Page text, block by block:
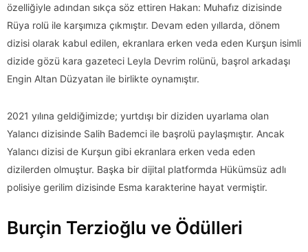
özelliğiyle adından sıkça söz ettiren Hakan: Muhafız dizisinde
Rüya rolü ile karşımıza çıkmıştır. Devam eden yıllarda, dönem
dizisi olarak kabul edilen, ekranlara erken veda eden Kurşun isimli
dizide gözü kara gazeteci Leyla Devrim rolünü, başrol arkadaşı
Engin Altan Düzyatan ile birlikte oynamıştır.
2021 yılına geldiğimizde; yurtdışı bir diziden uyarlama olan
Yalancı dizisinde Salih Bademci ile başrolü paylaşmıştır. Ancak
Yalancı dizisi de Kurşun gibi ekranlara erken veda eden
dizilerden olmuştur. Başka bir dijital platformda Hükümsüz adlı
polisiye gerilim dizisinde Esma karakterine hayat vermiştir.
Burçin Terzioğlu ve Ödülleri